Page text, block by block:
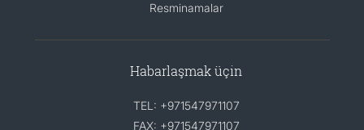
Resminamalar
Habarlaşmak üçin
TEL: +971547971107
FAX: +971547971107